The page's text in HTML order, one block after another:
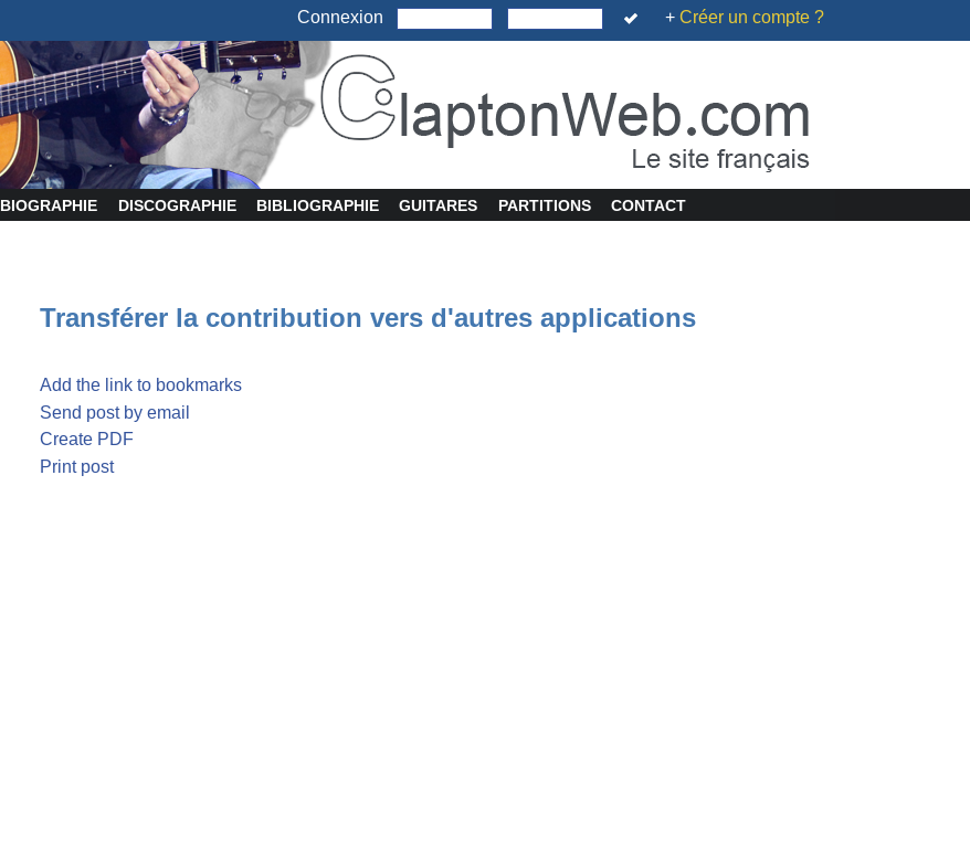
Connexion + Créer un compte ?
BIOGRAPHIE DISCOGRAPHIE BIBLIOGRAPHIE GUITARES PARTITIONS CONTACT
Transférer la contribution vers d'autres applications
Add the link to bookmarks
Send post by email
Create PDF
Print post